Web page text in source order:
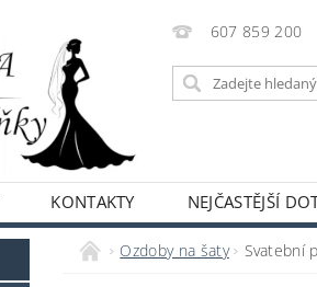
607 859 200
KONTAKTY NEJČASTĚJŠÍ
Ozdoby na šaty Svatební